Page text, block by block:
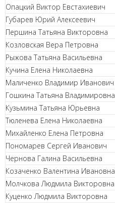
Опацкий Виктор Евстахиевич
Губарев Юрий Алексеевич
Першина Татьяна Викторовна
Козловская Вера Петровна
Рыжова Татьяна Васильевна
Кучина Елена Николаевна
Маличенко Владимир Иванович
Гошкина Татьяна Владимировна
Кузьмина Татьяна Юрьевна
Тюленева Елена Николаевна
Михайленко Елена Петровна
Пономарев Сергей Иванович
Чернова Галина Васильевна
Козаченко Валентина Ивановна
Молчкова Людмила Викторовна
Куценко Людмила Викторовна